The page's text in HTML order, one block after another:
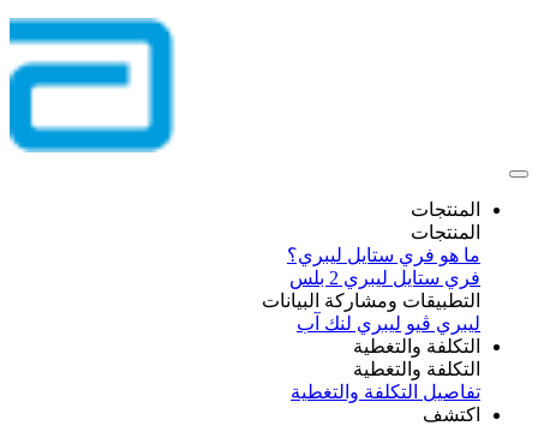
المنتجات
المنتجات
ما هو فري ستايل ليبري؟
فري ستايل ليبري 2 بلس​
التطبيقات ومشاركة البيانات
ليبري ڤيو ليبري لنك آب
التكلفة والتغطية
التكلفة والتغطية
تفاصيل التكلفة والتغطية
اكتشف​